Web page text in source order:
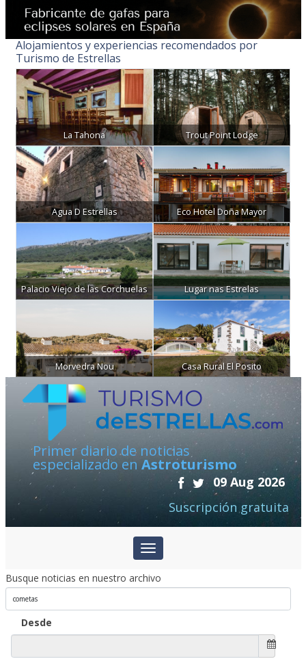
Alojamientos y experiencias recomendados por
Turismo de Estrellas
La Tahona Trout Point Lodge
Agua D Estrellas Eco Hotel Doña Mayor
Palacio Viejo de las Corchuelas Lugar nas Estrelas
Morvedra Nou Casa Rural El Posito
Primer diario de noticias
especializado en Astroturismo
09 Aug 2026
Suscripción gratuita
Busque noticias en nuestro archivo
Desde